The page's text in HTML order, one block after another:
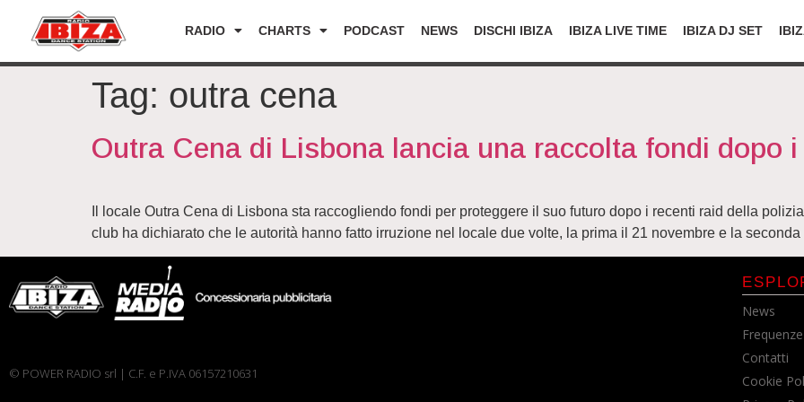
RADIO CHARTS PODCAST NEWS DISCHI IBIZA IBIZA LIVE TIME IBIZA DJ SET
Tag: outra cena
Outra Cena di Lisbona lancia una raccolta fondi dopo
Il locale Outra Cena di Lisbona sta raccogliendo fondi per proteggere il suo futuro dopo i recenti raid della
club ha dichiarato che le autorità hanno fatto irruzione nel locale due volte, la prima il 21 novembre e la
© POWER RADIO srl | C.F. e P.IVA 06157210631
News
Frequenze
Contatti
Cookie